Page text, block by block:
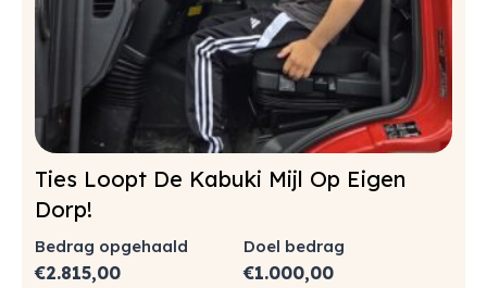
Ties Loopt De Kabuki Mijl Op Eigen
Dorp!
€1.000,00
Doel bedrag
€2.815,00
Bedrag opgehaald